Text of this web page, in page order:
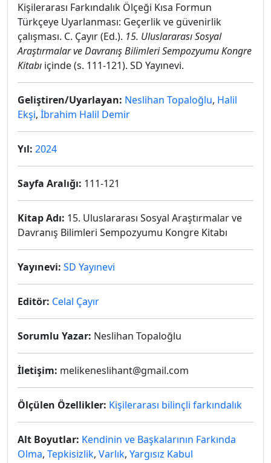
Kişilerarası Farkındalık Ölçeği Kısa Formun
Türkçeye Uyarlanması: Geçerlik ve güvenirlik
çalışması. C. Çayır (Ed.). 15. Uluslararası Sosyal
Araştırmalar ve Davranış Bilimleri Sempozyumu Kongre
Kitabı içinde (s. 111-121). SD Yayınevi.
Geliştiren/Uyarlayan: Neslihan Topaloğlu, Halil
Ekşi, İbrahim Halil Demir
Yıl: 2024
Sayfa Aralığı: 111-121
Kitap Adı: 15. Uluslararası Sosyal Araştırmalar ve
Davranış Bilimleri Sempozyumu Kongre Kitabı
Yayınevi: SD Yayınevi
Editör: Celal Çayır
Sorumlu Yazar: Neslihan Topaloğlu
İletişim: melikeneslihant@gmail.com
Ölçülen Özellikler: Kişilerarası bilinçli farkındalık
Alt Boyutlar: Kendinin ve Başkalarının Farkında
Olma, Tepkisizlik, Varlık, Yargısız Kabul